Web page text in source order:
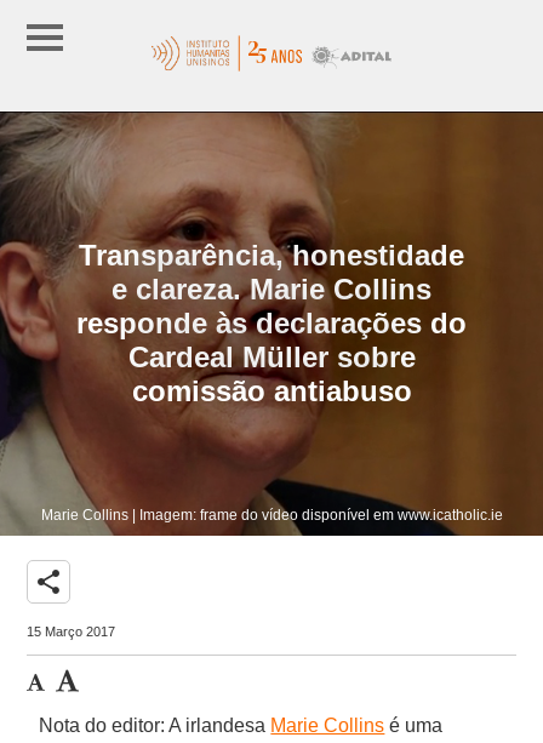
Transparência, honestidade
e clareza. Marie Collins
responde às declarações do
Cardeal Müller sobre
comissão antiabuso
Marie Collins | Imagem: frame do vídeo disponível em www.icatholic.ie
share
15 Março 2017
Nota do editor: A irlandesa Marie Collins é uma